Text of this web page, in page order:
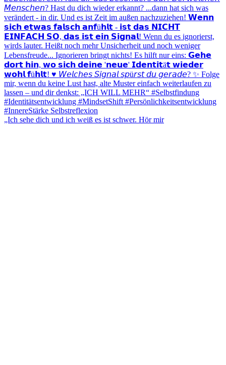
„Ich sehe dich und ich weiß es ist schwer. Hör mir